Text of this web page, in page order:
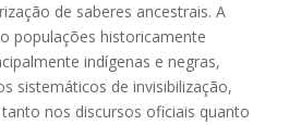
de saberes ancestrais. A
populações historicamente
indígenas e negras,
sistemáticos de invisibilização,
nos discursos oficiais quanto